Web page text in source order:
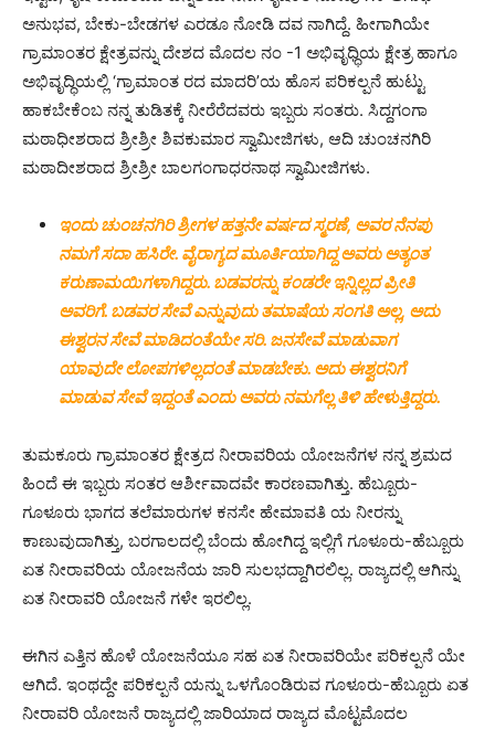
ಅನುಭವ, ಬೇಕು-ಬೇಡಗಳ ಎರಡೂ ನೋಡಿ ದವ ನಾಗಿದ್ದೆ. ಹೀಗಾಗಿಯೇ
ಗ್ರಾಮಾಂತರ ಕ್ಷೇತ್ರವನ್ನು ದೇಶದ ಮೊದಲ ನಂ -1 ಅಭಿವೃಧ್ಧಿಯ ಕ್ಷೇತ್ರ ಹಾಗೂ
ಅಭಿವೃದ್ಧಿಯಲ್ಲಿ ‘ಗ್ರಾಮಾಂತ ರದ ಮಾದರಿ’ಯ ಹೊಸ ಪರಿಕಲ್ಪನೆ ಹುಟ್ಟು
ಹಾಕಬೇಕೆಂಬ ನನ್ನ ತುಡಿತಕ್ಕೆ ನೀರೆರೆದವರು ಇಬ್ಬರು ಸಂತರು. ಸಿದ್ದಗಂಗಾ
ಮಠಾಧೀಶರಾದ ಶ್ರೀಶ್ರೀ ಶಿವಕುಮಾರ ಸ್ವಾಮೀಜಿಗಳು, ಆದಿ ಚುಂಚನಗಿರಿ
ಮಠಾದೀಶರಾದ ಶ್ರೀಶ್ರೀ ಬಾಲಗಂಗಾಧರನಾಥ ಸ್ವಾಮೀಜಿಗಳು.
ಇಂದು ಚುಂಚನಗಿರಿ ಶ್ರೀಗಳ ಹತ್ತನೇ ವರ್ಷದ ಸ್ಮರಣೆ, ಅವರ ನೆನಪು
ನಮಗೆ ಸದಾ ಹಸಿರೇ. ವೈರಾಗ್ಯದ ಮೂರ್ತಿಯಾಗಿದ್ದ ಅವರು ಅತ್ಯಂತ
ಕರುಣಾಮಯಿಗಳಾಗಿದ್ದರು. ಬಡವರನ್ನು ಕಂಡರೇ ಇನ್ನಿಲ್ಲದ ಪ್ರೀತಿ
ಅವರಿಗೆ. ಬಡವರ ಸೇವೆ ಎನ್ನುವುದು ತಮಾಷೆಯ ಸಂಗತಿ ಅಲ್ಲ, ಅದು
ಈಶ್ವರನ ಸೇವೆ ಮಾಡಿದಂತೆಯೇ ಸರಿ. ಜನಸೇವೆ ಮಾಡುವಾಗ
ಯಾವುದೇ ಲೋಪಗಳಿಲ್ಲದಂತೆ ಮಾಡಬೇಕು. ಅದು ಈಶ್ವರನಿಗೆ
ಮಾಡುವ ಸೇವೆ ಇದ್ದಂತೆ ಎಂದು ಅವರು ನಮಗೆಲ್ಲ ತಿಳಿ ಹೇಳುತ್ತಿದ್ದರು.
ತುಮಕೂರು ಗ್ರಾಮಾಂತರ ಕ್ಷೇತ್ರದ ನೀರಾವರಿಯ ಯೋಜನೆಗಳ ನನ್ನ ಶ್ರಮದ
ಹಿಂದೆ ಈ ಇಬ್ಬರು ಸಂತರ ಆರ್ಶೀವಾದವೇ ಕಾರಣವಾಗಿತ್ತು. ಹೆಬ್ಬೂರು-
ಗೂಳೂರು ಭಾಗದ ತಲೆಮಾರುಗಳ ಕನಸೇ ಹೇಮಾವತಿ ಯ ನೀರನ್ನು
ಕಾಣುವುದಾಗಿತ್ತು, ಬರಗಾಲದಲ್ಲಿ ಬೆಂದು ಹೋಗಿದ್ದ ಇಲ್ಲಿಗೆ ಗೂಳೂರು-ಹೆಬ್ಬೂರು
ಏತ ನೀರಾವರಿಯ ಯೋಜನೆಯ ಜಾರಿ ಸುಲಭದ್ದಾಗಿರಲಿಲ್ಲ. ರಾಜ್ಯದಲ್ಲಿ ಆಗಿನ್ನು
ಏತ ನೀರಾವರಿ ಯೋಜನೆ ಗಳೇ ಇರಲಿಲ್ಲ.
ಈಗಿನ ಎತ್ತಿನ ಹೊಳೆ ಯೋಜನೆಯೂ ಸಹ ಏತ ನೀರಾವರಿಯೇ ಪರಿಕಲ್ಪನೆ ಯೇ
ಆಗಿದೆ. ಇಂಥದ್ದೇ ಪರಿಕಲ್ಪನೆ ಯನ್ನು ಒಳಗೊಂಡಿರುವ ಗೂಳೂರು-ಹೆಬ್ಬೂರು ಏತ
ನೀರಾವರಿ ಯೋಜನೆ ರಾಜ್ಯದಲ್ಲಿ ಜಾರಿಯಾದ ರಾಜ್ಯದ ಮೊಟ್ಟಮೊದಲ